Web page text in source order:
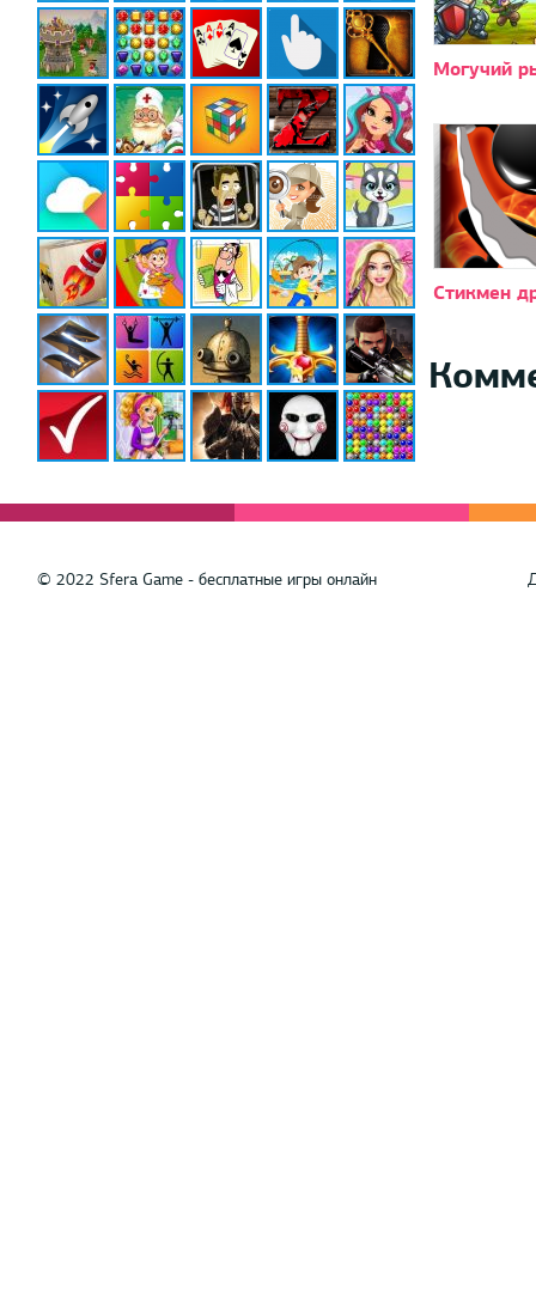
Могучий
Стикмен
© 2022 Sfera Game - бесплатные игры онлайн